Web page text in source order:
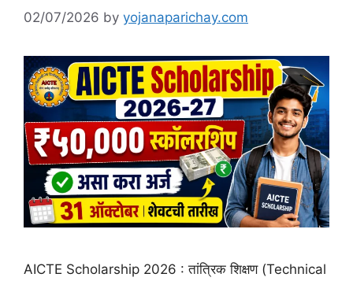
02/07/2026 by yojanaparichay.com
AICTE Scholarship 2026 : तांत्रिक शिक्षण (Technical